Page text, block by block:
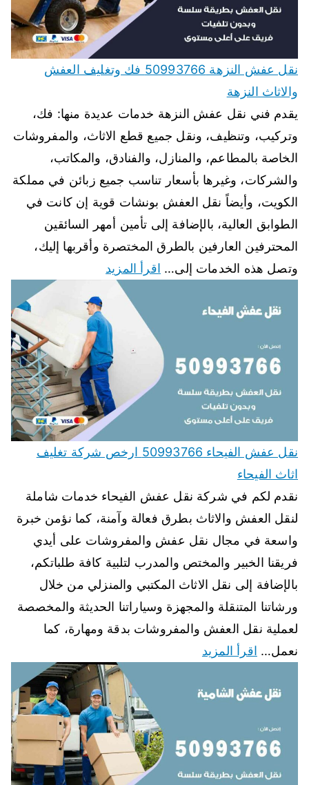
نقل عفش النزهة 50993766 فك وتغليف العفش
والاثاث النزهة
يقدم فني نقل عفش النزهة خدمات عديدة منها: فك،
وتركيب، وتنظيف، ونقل جميع قطع الاثاث، والمفروشات
الخاصة بالمطاعم، والمنازل، والفنادق، والمكاتب،
والشركات، وغيرها بأسعار تناسب جميع زبائن في مملكة
الكويت، وأيضاً نقل العفش بونشات قوية إن كانت في
الطوابق العالية، بالإضافة إلى تأمين أمهر السائقين
المحترفين العارفين بالطرق المختصرة وأقربها إليك،
وتصل هذه الخدمات إلى… اقرأ المزيد
نقل عفش الفيحاء 50993766 ارخص شركة تغليف
اثاث الفيحاء
نقدم لكم في شركة نقل عفش الفيحاء خدمات شاملة
لنقل العفش والاثاث بطرق فعالة وآمنة، كما نؤمن خبرة
واسعة في مجال نقل عفش والمفروشات على أيدي
فريقنا الخبير والمختص والمدرب لتلبية كافة طلباتكم،
بالإضافة إلى نقل الاثاث المكتبي والمنزلي من خلال
ورشاتنا المتنقلة والمجهزة وسياراتنا الحديثة والمخصصة
لعملية نقل العفش والمفروشات بدقة ومهارة، كما
نعمل… اقرأ المزيد